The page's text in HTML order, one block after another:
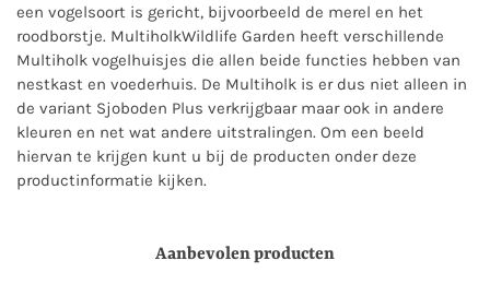
een vogelsoort is gericht, bijvoorbeeld de merel en het
roodborstje. MultiholkWildlife Garden heeft verschillende
Multiholk vogelhuisjes die allen beide functies hebben van
nestkast en voederhuis. De Multiholk is er dus niet alleen in
de variant Sjoboden Plus verkrijgbaar maar ook in andere
kleuren en net wat andere uitstralingen. Om een beeld
hiervan te krijgen kunt u bij de producten onder deze
productinformatie kijken.
Aanbevolen producten